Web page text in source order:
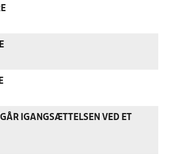
IGANGSÆTTELSEN VED ET